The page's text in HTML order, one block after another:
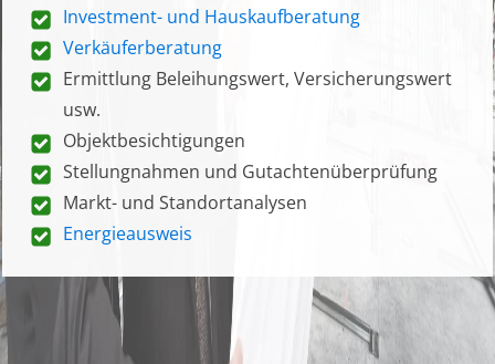
Investment- und Hauskaufberatung
Verkäuferberatung
Ermittlung Beleihungswert, Versicherungswert
usw.
Objektbesichtigungen
Stellungnahmen und Gutachtenüberprüfung
Markt- und Standortanalysen
Energieausweis